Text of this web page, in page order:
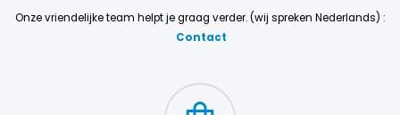
Onze vriendelijke team helpt je graag verder. (wij spreken Nederlands) :
Contact